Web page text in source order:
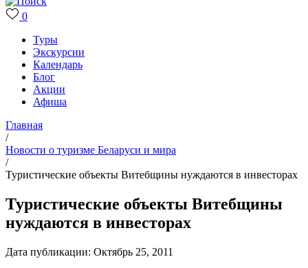
0
Туры
Экскурсии
Календарь
Блог
Акции
Афиша
Главная
/
Новости о туризме Беларуси и мира
/
Туристические объекты Витебщины нуждаются в инвесторах
Туристические объекты Витебщины
нуждаются в инвесторах
Дата публикации: Октябрь 25, 2011